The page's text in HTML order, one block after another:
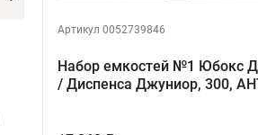
Артикул 0052739846
Набор емкостей №1 Юбокс
/ Диспенса Джуниор, 300,